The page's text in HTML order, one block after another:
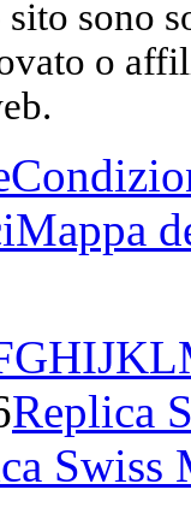
sito sono
o
Mappa
GHIJKL
Replica
Swiss